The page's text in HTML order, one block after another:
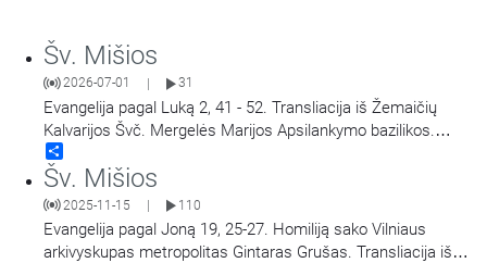
Šv. Mišios
2026-07-01 31
Evangelija pagal Luką 2, 41 - 52. Transliacija iš Žemaičių
Kalvarijos Švč. Mergelės Marijos Apsilankymo bazilikos.
Didieji Žemaičių Kalvarijos atllaidai. Šv. Mišias aukoja arkiv.
Šv. Mišios
2025-11-15 110
Evangelija pagal Joną 19, 25-27. Homiliją sako Vilniaus
arkivyskupas metropolitas Gintaras Grušas. Transliacija iš